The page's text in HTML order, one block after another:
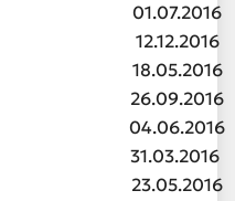
01.07.2016
12.12.2016
18.05.2016
26.09.2016
04.06.2016
31.03.2016
23.05.2016